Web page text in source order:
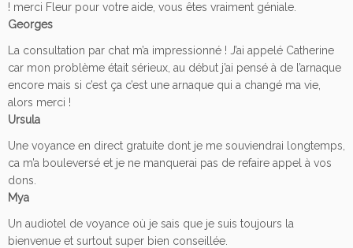
! merci Fleur pour votre aide, vous êtes vraiment géniale.
Georges
La consultation par chat m’a impressionné ! J’ai appelé Catherine
car mon problème était sérieux, au début j’ai pensé à de l’arnaque
encore mais si c’est ça c’est une arnaque qui a changé ma vie,
alors merci !
Ursula
Une voyance en direct gratuite dont je me souviendrai longtemps,
ca m’a bouleversé et je ne manquerai pas de refaire appel à vos
dons.
Mya
Un audiotel de voyance où je sais que je suis toujours la
bienvenue et surtout super bien conseillée.